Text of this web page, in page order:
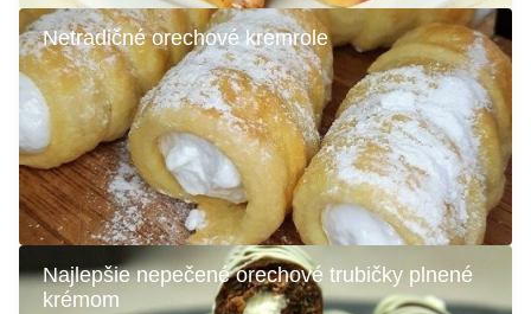
Netradičné orechové kremrole
Najlepšie nepečené orechové trubičky plnené
krémom